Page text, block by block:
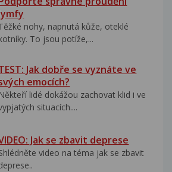
nohy, napnutá kůže, oteklé
To jsou potíže,...
Jak dobře se vyznáte ve
emocích?
Někteří lidé dokážou zachovat klid i ve
situacích....
Jak se zbavit deprese
video na téma jak se zbavit